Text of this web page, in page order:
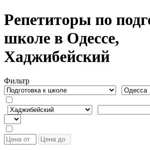
Репетиторы по
школе в Одессе,
Хаджибейский
Фильтр